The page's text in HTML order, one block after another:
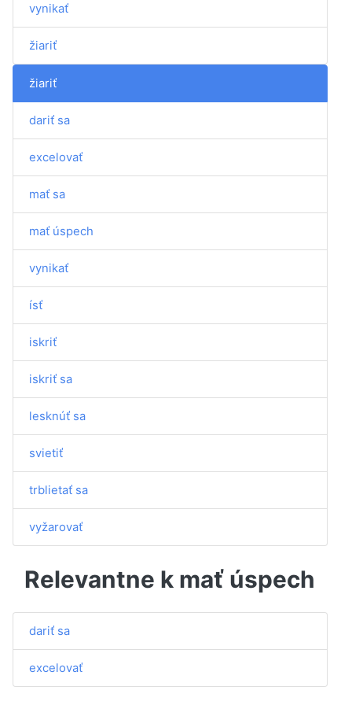
vynikať
žiariť
žiariť
dariť sa
excelovať
mať sa
mať úspech
vynikať
ísť
iskriť
iskriť sa
lesknúť sa
svietiť
trblietať sa
vyžarovať
Relevantne k mať úspech
dariť sa
excelovať